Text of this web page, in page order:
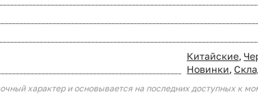
Китайские,
Новинки,
характер и основывается на последних доступных к